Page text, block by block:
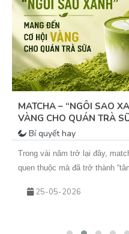
MATCHA – “NGÔI SAO
VÀNG CHO QUÁN TRÀ
Bí quyết hay
Trong vài năm trở lại đây,
quen thuộc mà đã trở thành
như matcha kem cheese,
25-05-2026